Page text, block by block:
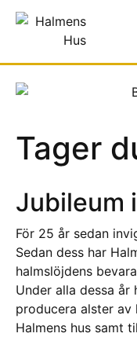
Tager
Jubileum
För 25 år sedan
Sedan dess har
halmslöjdens
Under alla dessa
producera alster
Halmens hus samt